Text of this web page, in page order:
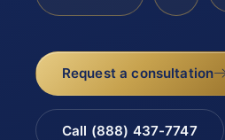
Request a consultation
Call (888) 437-7747